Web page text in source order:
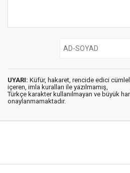
UYARI: Küfür, hakaret, rencide edici
içeren, imla kuralları ile yazılmamış,
Türkçe karakter kullanılmayan ve büyük
onaylanmamaktadır.